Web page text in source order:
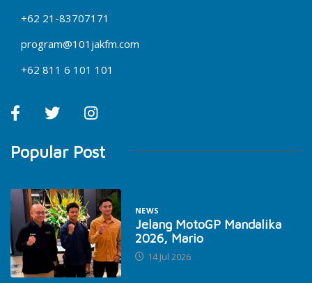
+62 21-83707171
program@101jakfm.com
+62 811 6 101 101
Popular Post
NEWS
Jelang MotoGP Mandalika
2026, Mario
14 Jul 2026